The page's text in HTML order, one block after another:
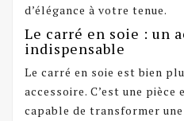
d’élégance à votre tenue.
Le carré en soie : un
indispensable
Le carré en soie est bien
accessoire. C’est une
capable de transformer